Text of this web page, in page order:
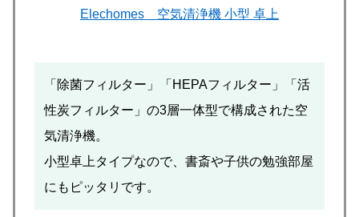
Elechomes 空気清浄機 小型 卓上
「除菌フィルター」「HEPAフィルター」「活
性炭フィルター」の3層一体型で構成された空
気清浄機。
小型卓上タイプなので、書斎や子供の勉強部屋
にもピッタリです。